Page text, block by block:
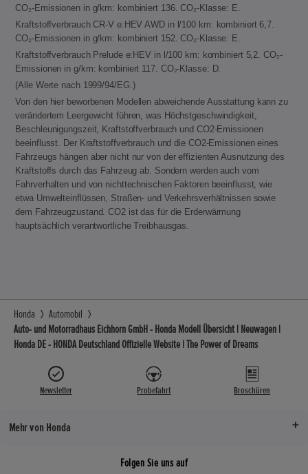
CO₂-Emissionen in g/km: kombiniert 136. CO₂-Klasse: E.
Kraftstoffverbrauch CR-V e:HEV AWD in l/100 km: kombiniert 6,7.
CO₂-Emissionen in g/km: kombiniert 152. CO₂-Klasse: E.
Kraftstoffverbrauch Prelude e:HEV in l/100 km: kombiniert 5,2. CO₂-
Emissionen in g/km: kombiniert 117. CO₂-Klasse: D.
(Alle Werte nach 1999/94/EG.)
Von den hier beworbenen Modellen abweichende Ausstattung kann zu
verändertem Leergewicht führen, was Höchstgeschwindigkeit,
Beschleunigungszeit, Kraftstoffverbrauch und CO2-Emissionen
beeinflusst. Der Kraftstoffverbrauch und die CO2-Emissionen eines
Fahrzeugs hängen aber nicht nur von der effizienten Ausnutzung des
Kraftstoffs durch das Fahrzeug ab. Sondern werden auch vom
Fahrverhalten und von nichttechnischen Faktoren beeinflusst, wie
etwa Umwelteinflüssen, Straßen- und Verkehrsverhältnissen sowie
dem Fahrzeugzustand. CO2 ist das für die Erderwärmung
hauptsächlich verantwortliche Treibhausgas.
Honda
Automobil
Auto- und Motorradhaus Eichhorn GmbH - Honda Modell Übersicht | Neuwagen |
Honda DE - HONDA Deutschland Offizielle Website | The Power of Dreams
Newsletter Probefahrt Broschüren
Mehr von Honda
Folgen Sie uns auf